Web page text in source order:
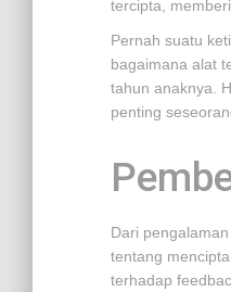
tercipta,
Pernah suatu
bagaimana alat
tahun anaknya.
penting
Dari
tentang
terhadap